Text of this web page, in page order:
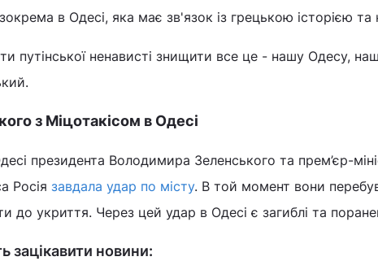
в Одесі, яка має зв'язок із грецькою історією та
путінської ненависті знищити все це - нашу Одесу,
з Міцотакісом в Одесі
президента Володимира Зеленського та прем’єр-
Росія завдала удар по місту. В той момент вони
до укриття. Через цей удар в Одесі є загиблі та
зацікавити новини: